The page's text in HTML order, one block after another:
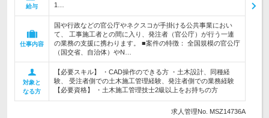
給与
1…
仕事内容
国や行政などの官公庁やネクスコが手掛ける公共事業におい
て、 工事施工者との間に入り、発注者（官公庁）が行う一連
の業務の支援に携わります。 ■案件の特徴： 全国規模の官公庁
（国交省、自治体）やN…
対象と
なる方
【必要スキル】 ・CAD操作のできる方 ・土木設計、同種経
験、 受注者側での土木施工管理経験、発注者側での業務経験
【必要資格】 ・土木施工管理技士2級以上をお持ちの方
求人管理No. MSZ14736A